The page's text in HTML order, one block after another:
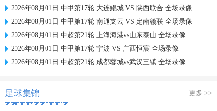
2026年08月01日 中甲第17轮 大连鲲城 VS 陕西联合 全场录像
2026年08月01日 中甲第17轮 南通支云 VS 定南赣联 全场录像
2026年08月01日 中超第21轮 上海海港vs山东泰山 全场录像
2026年08月01日 中甲第17轮 宁波 VS 广西恒宸 全场录像
2026年08月01日 中超第21轮 成都蓉城vs武汉三镇 全场录像
足球集锦 更多 >>